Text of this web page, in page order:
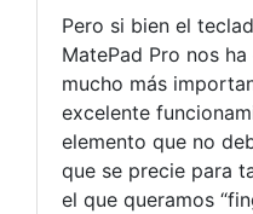
Pero si bien el
MatePad Pro nos
mucho más
excelente
elemento que no
que se precie para
el que queramos